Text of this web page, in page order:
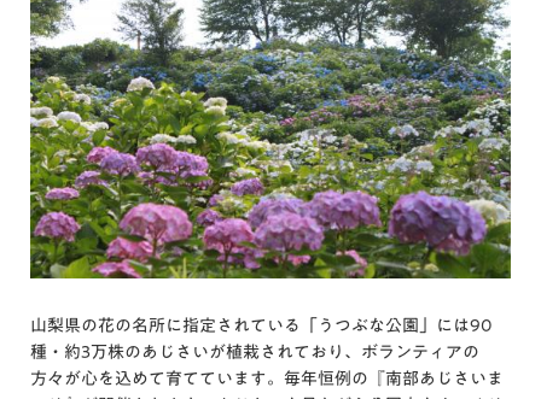
山梨県の花の名所に指定されている「うつぶな公園」には90
種・約3万株のあじさいが植栽されており、ボランティアの
方々が心を込めて育てています。毎年恒例の『南部あじさいま